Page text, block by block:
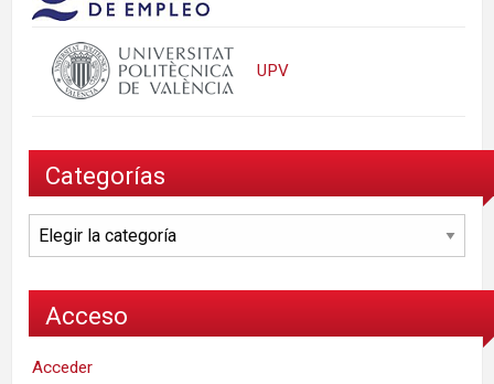
UPV
Categorías
Categorías
Acceso
Acceder